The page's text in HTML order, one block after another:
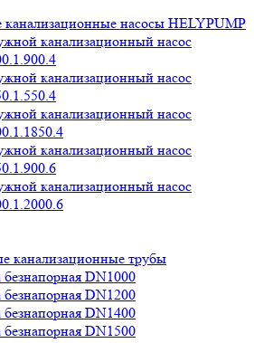
насосы HELYPUMP
канализационный насос
канализационный насос
канализационный насос
канализационный насос
канализационный насос
канализационные трубы
безнапорная DN1000
безнапорная DN1200
безнапорная DN1400
безнапорная DN1500